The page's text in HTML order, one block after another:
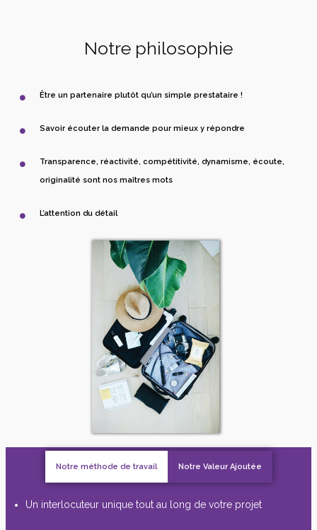
Notre philosophie
Être un partenaire plutôt qu’un simple prestataire !
Savoir écouter la demande pour mieux y répondre
Transparence, réactivité, compétitivité, dynamisme, écoute,
originalité sont nos maîtres mots
L’attention du détail
Notre méthode de travail Notre Valeur Ajoutée
Un interlocuteur unique tout au long de votre projet